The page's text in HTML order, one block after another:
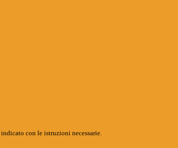
con le istruzioni necessarie.